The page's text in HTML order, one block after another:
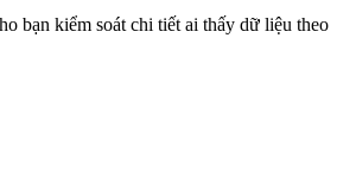
bạn kiểm soát chi tiết ai thấy dữ liệu theo